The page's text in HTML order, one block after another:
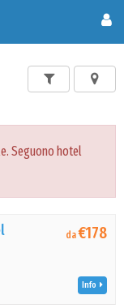
Seguono hotel
da€178
Info